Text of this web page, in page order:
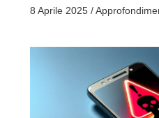
8 Aprile 2025 /